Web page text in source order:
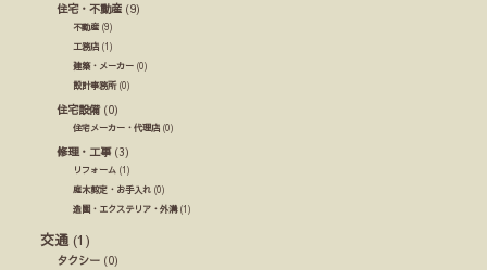
住宅・不動産 (9)
不動産 (9)
工務店 (1)
建築・メーカー (0)
設計事務所(0)
住宅設備(0)
住宅メーカー・代理店 (0)
修理・工事(3)
リフォーム (1)
庭木剪定・お手入れ (0)
造園・エクステリア・外溝(1)
交通 (1)
タクシー (0)